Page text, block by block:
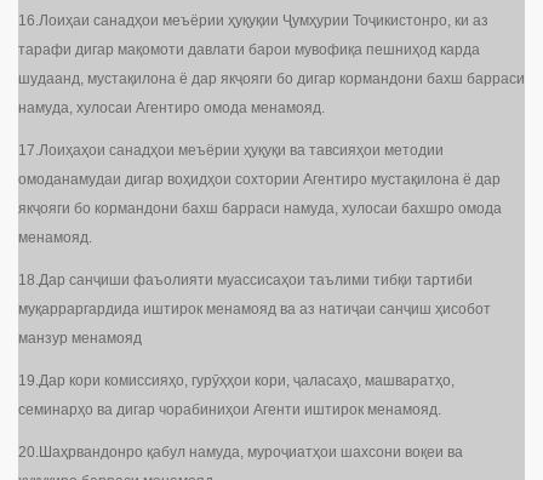
16.Лоиҳаи санадҳои меъёрии ҳуқуқии Ҷумҳурии Тоҷикистонро, ки аз
тарафи дигар мақомоти давлати барои мувофиқа пешниҳод карда
шудаанд, мустақилона ё дар якҷояги бо дигар кормандони бахш барраси
намуда, хулосаи Агентиро омода менамояд.
17.Лоиҳаҳои санадҳои меъёрии ҳуқуқи ва тавсияҳои методии
омоданамудаи дигар воҳидҳои сохтории Агентиро мустақилона ё дар
якҷояги бо кормандони бахш барраси намуда, хулосаи бахшро омода
менамояд.
18.Дар санҷиши фаъолияти муассисаҳои таълими тибқи тартиби
муқарраргардида иштирок менамояд ва аз натиҷаи санҷиш ҳисобот
манзур менамояд
19.Дар кори комиссияҳо, гурӯҳҳои кори, ҷаласаҳо, машваратҳо,
семинарҳо ва дигар чорабиниҳои Агенти иштирок менамояд.
20.Шаҳрвандонро қабул намуда, муроҷиатҳои шахсони воқеи ва